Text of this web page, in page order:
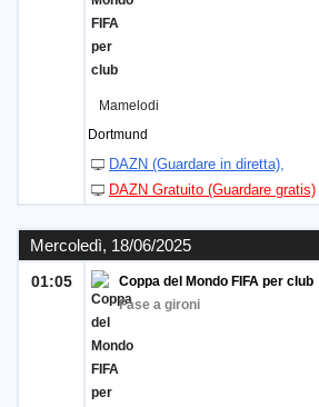
Mamelodi
Dortmund
DAZN (Guardare in diretta)
DAZN Gratuito (Guardare gratis)
Mercoledì, 18/06/2025
01:05
Coppa del Mondo FIFA per club
Fase a gironi